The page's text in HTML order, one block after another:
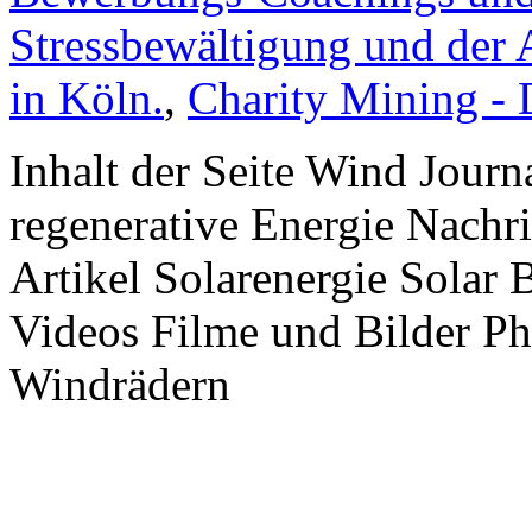
Stressbewältigung und
in Köln., Charity Mining -
Inhalt der Seite Wind
regenerative Energie
Artikel Solarenergie Solar
Videos Filme und Bilder
Windrädern